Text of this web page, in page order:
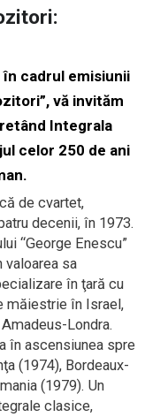
în cadrul emisiunii
vă invităm
Integrala
celor 250 de ani
de cvartet,
decenii, în 1973.
“George Enescu”
sa
în ţară cu
măiestrie în Israel,
Londra.
în ascensiunea spre
(1974), Bordeaux-
(1979). Un
clasice,